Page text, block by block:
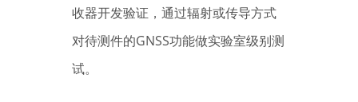
收器开发验证，通过辐射或传导方式
对待测件的GNSS功能做实验室级别测
试。